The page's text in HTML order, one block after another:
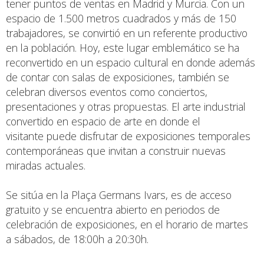
tener puntos de ventas en Madrid y Murcia. Con un
espacio de 1.500 metros cuadrados y más de 150
trabajadores, se convirtió en un referente productivo
en la población. Hoy, este lugar emblemático se ha
reconvertido en un espacio cultural en donde además
de contar con salas de exposiciones, también se
celebran diversos eventos como conciertos,
presentaciones y otras propuestas. El arte industrial
convertido en espacio de arte en donde el
visitante puede disfrutar de exposiciones temporales
contemporáneas que invitan a construir nuevas
miradas actuales.
Se sitúa en la Plaça Germans Ivars, es de acceso
gratuito y se encuentra abierto en periodos de
celebración de exposiciones, en el horario de martes
a sábados, de 18:00h a 20:30h.